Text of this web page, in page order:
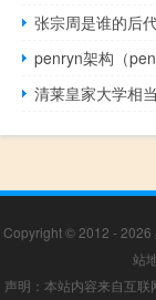
张宗周是谁的后
penryn架构（
清莱皇家大学相
Copyright © 2012 - 2026
站
声明：本站内容来自互